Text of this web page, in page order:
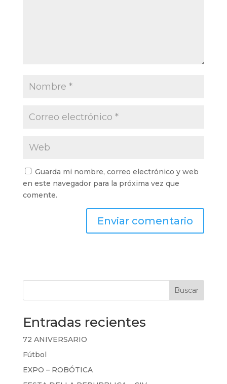
Guarda mi nombre, correo electrónico y web
en este navegador para la próxima vez que
comente.
Buscar
Entradas recientes
72 ANIVERSARIO
Fútbol
EXPO – ROBÓTICA